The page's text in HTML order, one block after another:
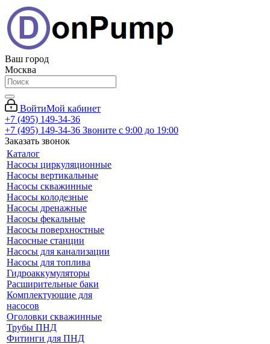
Ваш город
Москва
ВойтиМой кабинет
+7 (495) 149-34-36
+7 (495) 149-34-36 Звоните с 9:00 до 19:00
Заказать звонок
Каталог
Насосы циркуляционные
Насосы вертикальные
Насосы скважинные
Насосы колодезные
Насосы дренажные
Насосы фекальные
Насосы поверхностные
Насосные станции
Насосы для канализации
Насосы для топлива
Гидроаккумуляторы
Расширительные баки
Комплектующие для
насосов
Оголовки скважинные
Трубы ПНД
Фитинги для ПНД